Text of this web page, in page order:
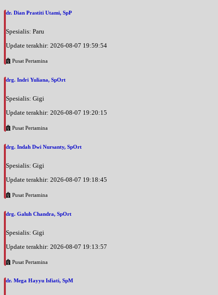
dr. Dian Prastiti Utami, SpP
Spesialis: Paru
Update terakhir: 2026-08-07 19:59:54
Pusat Pertamina
drg. Indri Yuliana, SpOrt
Spesialis: Gigi
Update terakhir: 2026-08-07 19:20:15
Pusat Pertamina
drg. Indah Dwi Nursanty, SpOrt
Spesialis: Gigi
Update terakhir: 2026-08-07 19:18:45
Pusat Pertamina
drg. Galuh Chandra, SpOrt
Spesialis: Gigi
Update terakhir: 2026-08-07 19:13:57
Pusat Pertamina
dr. Mega Hayyu Isfiati, SpM